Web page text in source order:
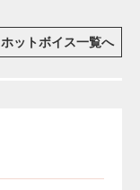
ホットボイス一覧へ